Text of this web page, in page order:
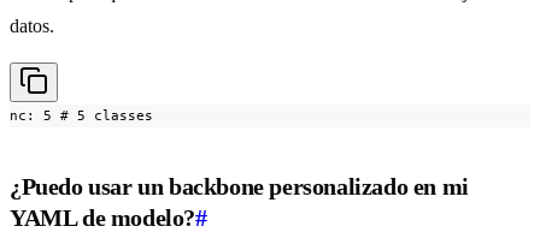
datos.
nc: 5 # 5 classes
¿Puedo usar un backbone personalizado en mi
YAML de modelo?#